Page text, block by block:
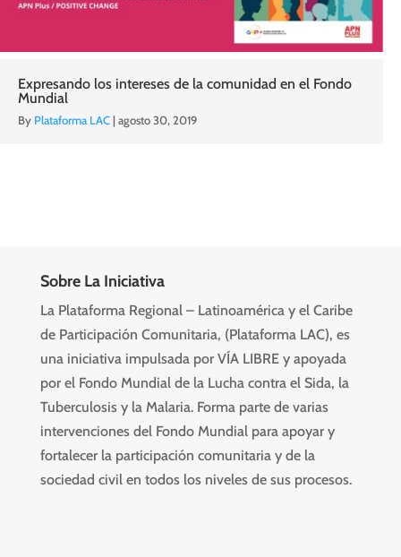
Expresando los intereses de la comunidad en el Fondo
Mundial
By Plataforma LAC| agosto 30, 2019
Sobre La Iniciativa
La Plataforma Regional – Latinoamérica y el Caribe
de Participación Comunitaria, (Plataforma LAC), es
una iniciativa impulsada por VÍA LIBRE y apoyada
por el Fondo Mundial de la Lucha contra el Sida, la
Tuberculosis y la Malaria. Forma parte de varias
intervenciones del Fondo Mundial para apoyar y
fortalecer la participación comunitaria y de la
sociedad civil en todos los niveles de sus procesos.